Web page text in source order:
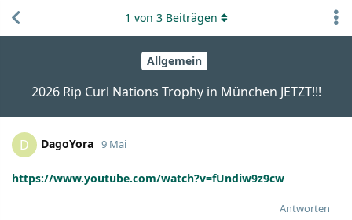
Allgemein
2026 Rip Curl Nations Trophy in München JETZT!!!
1 von 3Beiträgen
D DagoYora 9 Mai
https://www.youtube.com/watch?v=fUndiw9z9cw
Antworten